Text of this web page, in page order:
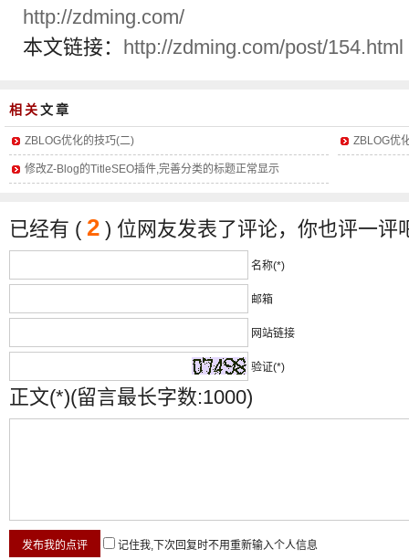
http://zdming.com/
本文链接：
http://zdming.com/post/154.html
相关文章
ZBLOG优化的技巧(二) ZBLOG优
修改Z-Blog的TitleSEO插件,完善分类的标题正常显示
已经有 ( 2 ) 位网友发表了评论，你也评一评
名称(*)
邮箱
网站链接
验证(*)
正文(*)(留言最长字数:1000)
记住我,下次回复时不用重新输入个人信息